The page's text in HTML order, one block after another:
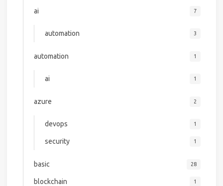
ai 7
automation 3
automation 1
ai 1
azure 2
devops 1
security 1
basic 28
blockchain 1